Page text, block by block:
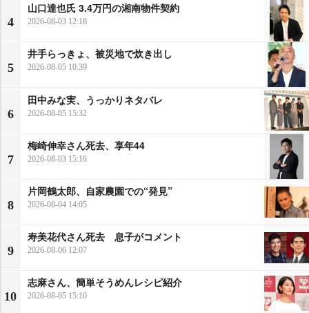
4
山口達也氏 3.4万円の湘南物件契約
2026-08-03 12:18
5
井手らっきょ、被災地で炊き出し
2026-08-05 10:39
6
田中みな実、うっかりネタバレ
2026-08-05 15:32
7
梅崎伸幸さん死去、享年44
2026-08-03 15:16
8
片岡鶴太郎、自家農園での“発見”
2026-08-04 14:05
9
寿美花代さん死去 息子がコメント
2026-08-06 12:07
10
志麻さん、簡単そうめんレシピ紹介
2026-08-05 15:10